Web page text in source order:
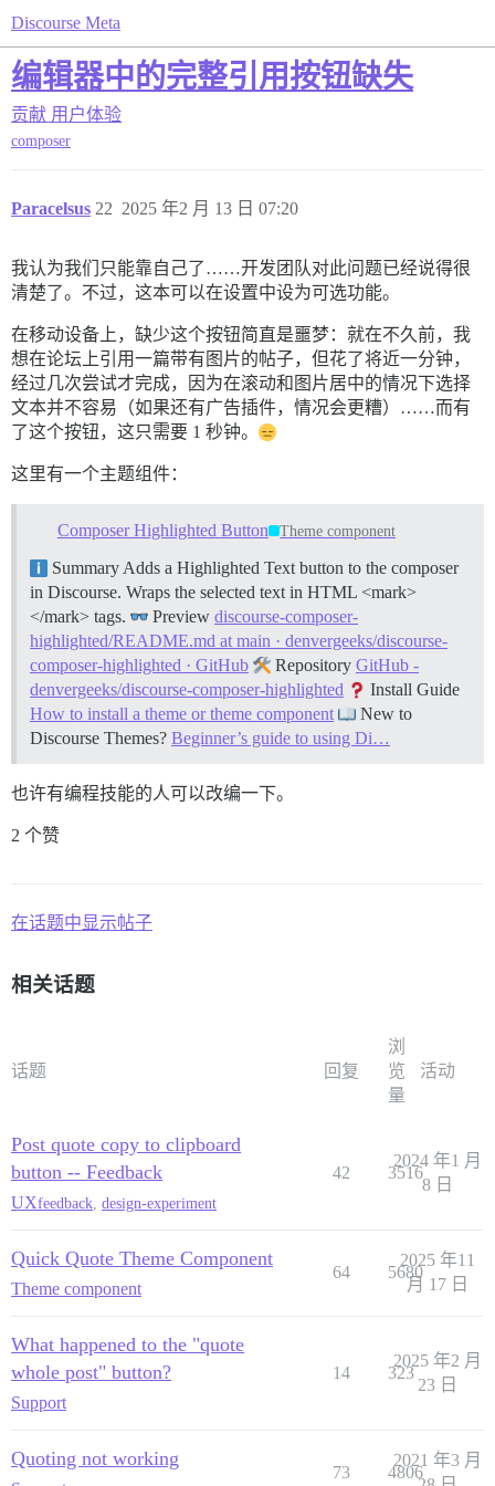
Discourse Meta
编辑器中的完整引用按钮缺失
贡献 用户体验
composer
Paracelsus 2025 年2 月 13 日 07:20
22
我认为我们只能靠自己了……开发团队对此问题已经说得很
清楚了。不过，这本可以在设置中设为可选功能。
在移动设备上，缺少这个按钮简直是噩梦：就在不久前，我
想在论坛上引用一篇带有图片的帖子，但花了将近一分钟，
经过几次尝试才完成，因为在滚动和图片居中的情况下选择
文本并不容易（如果还有广告插件，情况会更糟）……而有
了这个按钮，这只需要 1 秒钟。
这里有一个主题组件：
Composer Highlighted Button Theme component
Summary Adds a Highlighted Text button to the composer
in Discourse. Wraps the selected text in HTML <mark>
</mark> tags.
Preview discourse-composer-
highlighted/README.md at main · denvergeeks/discourse-
composer-highlighted · GitHub
Repository GitHub -
denvergeeks/discourse-composer-highlighted
Install Guide
How to install a theme or theme component
New to
Discourse Themes? Beginner’s guide to using Di…
也许有编程技能的人可以改编一下。
2 个赞
在话题中显示帖子
相关话题
话题 回复
浏
览
量
活动
Post quote copy to clipboard
button -- Feedback
UXfeedback design-experiment
42 3516
2024 年1 月
8 日
Quick Quote Theme Component
Theme component
64 5680
2025 年11
月 17 日
What happened to the "quote
whole post" button?
Support
14 323
2025 年2 月
23 日
Quoting not working
73 4806
2021 年3 月